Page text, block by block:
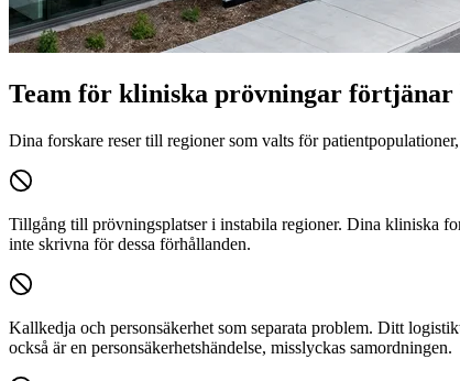
Team för kliniska prövningar förtjänar
Dina forskare reser till regioner som valts för
Tillgång till prövningsplatser i instabila regioner. Dina kliniska
inte skrivna för dessa förhållanden.
Kallkedja och personsäkerhet som separata problem. Ditt
också är en personsäkerhetshändelse, misslyckas samordningen.